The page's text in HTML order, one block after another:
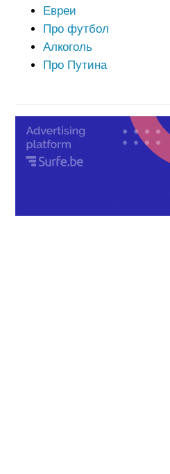
Евреи
Про футбол
Алкоголь
Про Путина